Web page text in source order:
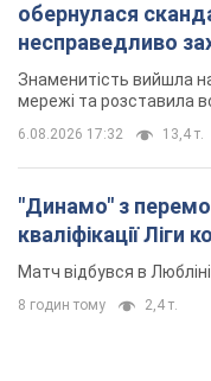
обернулася
несправедливо
Знаменитість вийшла
мережі та розставила
6.08.2026 17:32 13,4 т.
"Динамо" з
кваліфікації Ліги
Матч відбувся в Любліні
8 годин тому 2,4 т.